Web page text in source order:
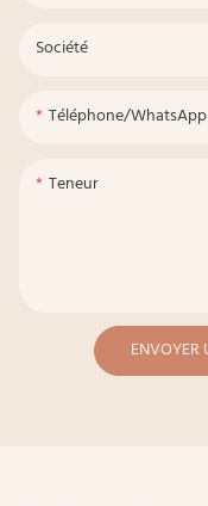
Société
Téléphone/WhatsApp
Teneur
ENVOYER